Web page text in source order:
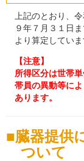
上記のとおり、
９年７月３１日
より算定していま
【注意】
所得区分は世帯
帯員の異動等に
あります。
臓器提供
ついて